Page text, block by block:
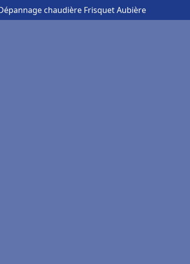
chaudière Frisquet Aubière